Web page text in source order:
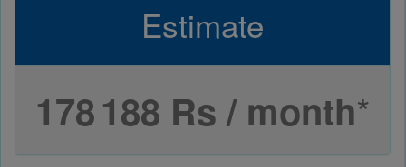
Estimate
178 188 Rs / month*